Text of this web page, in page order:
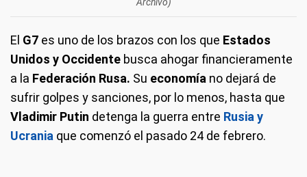
El G7 es uno de los brazos con los que Estados
Unidos y Occidente busca ahogar financieramente
a la Federación Rusa. Su economía no dejará de
sufrir golpes y sanciones, por lo menos, hasta que
Vladimir Putin detenga la guerra entre Rusia y
Ucrania que comenzó el pasado 24 de febrero.